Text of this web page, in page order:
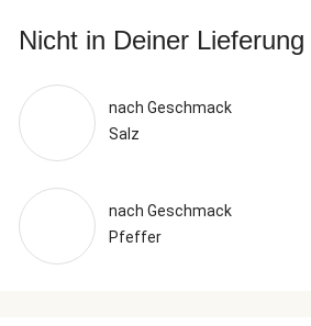
Nicht in Deiner
nach Geschmack
Salz
nach Geschmack
Pfeffer